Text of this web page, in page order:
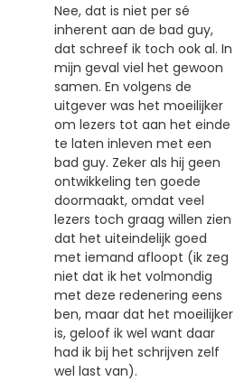
Nee, dat is niet per sé
inherent aan de bad guy,
dat schreef ik toch ook al. In
mijn geval viel het gewoon
samen. En volgens de
uitgever was het moeilijker
om lezers tot aan het einde
te laten inleven met een
bad guy. Zeker als hij geen
ontwikkeling ten goede
doormaakt, omdat veel
lezers toch graag willen zien
dat het uiteindelijk goed
met iemand afloopt (ik zeg
niet dat ik het volmondig
met deze redenering eens
ben, maar dat het moeilijker
is, geloof ik wel want daar
had ik bij het schrijven zelf
wel last van).